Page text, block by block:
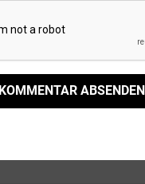
KOMMENTAR ABSENDEN